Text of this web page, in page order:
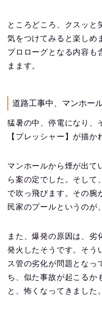
ところどころ、クスッと
気をつけてみると楽しめ
プロローグとなる内容も
まます。
道路工事中、マンホー
猛暑の中、停電になり、
【プレッシャー】が描か
マンホールから煙が出て
ら案の定でした。そして
で吹っ飛びます。その腕
民家のプールというのが
また、爆発の原因は、劣
発火したそうです。そう
ス管の劣化が問題となっ
ち、似た事故が起こるか
と、怖くなってきました。